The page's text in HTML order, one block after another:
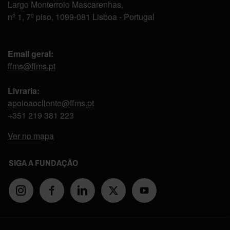
Largo Monterroio Mascarenhas,
nº 1, 7º piso, 1099-081 Lisboa - Portugal
Email geral:
ffms@ffms.pt
Livraria:
apoioaocliente@ffms.pt
+351 219 381 223
Ver no mapa
SIGA A FUNDAÇÃO